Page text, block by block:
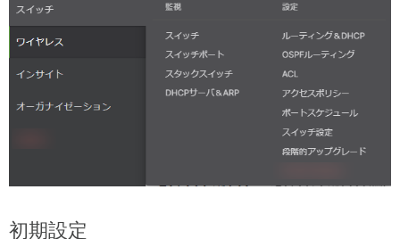
義
る
ル
ル
る
ー
初期設定